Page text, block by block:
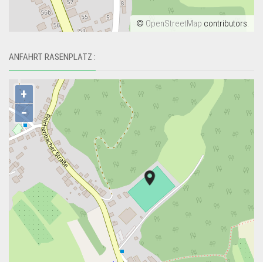
© OpenStreetMap contributors.
ANFAHRT RASENPLATZ :
+
−